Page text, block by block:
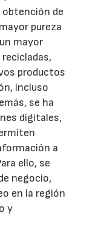
de
pureza
mayor
productos
incluso
se ha
digitales,
a
ello, se
negocio,
en la región
y